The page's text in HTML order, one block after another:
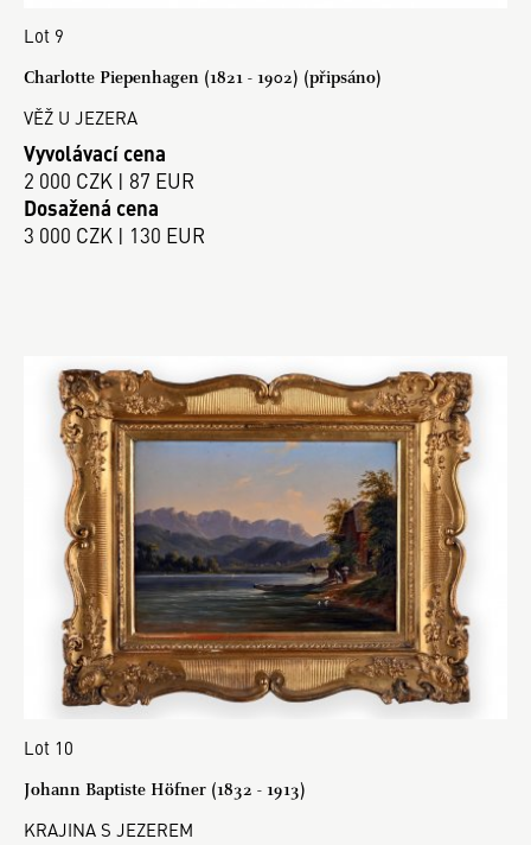
Lot 9
Charlotte Piepenhagen (1821 - 1902) (připsáno)
VĚŽ U JEZERA
Vyvolávací cena
2 000 CZK | 87 EUR
Dosažená cena
3 000 CZK | 130 EUR
Lot 10
Johann Baptiste Höfner (1832 - 1913)
KRAJINA S JEZEREM